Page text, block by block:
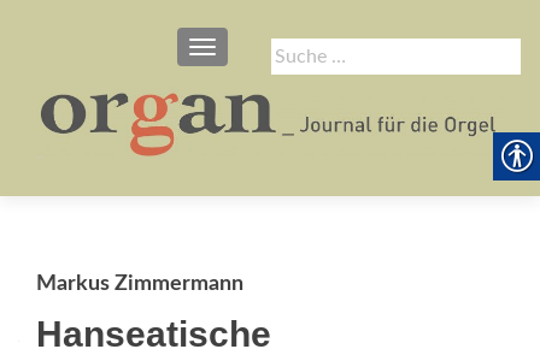
Suche
nach:
SCHALTE NAVIGATION
Markus Zimmermann
Hanseatische